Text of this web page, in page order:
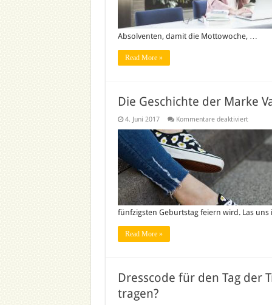
Absolventen, damit die Mottowoche, …
Read More »
Die Geschichte der Marke
4. Juni 2017 Kommentare deaktiviertfür
Vans
fünfzigsten Geburtstag feiern wird. Las
Read More »
Dresscode für den Tag der
tragen?